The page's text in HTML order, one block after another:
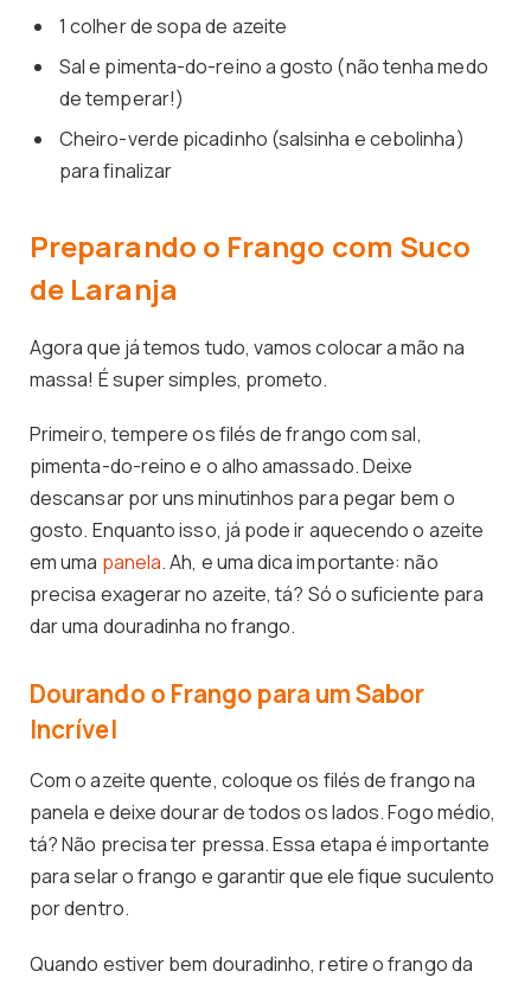
1 colher de sopa de azeite
Sal e pimenta-do-reino a gosto (não tenha medo
de temperar!)
Cheiro-verde picadinho (salsinha e cebolinha)
para finalizar
Preparando o Frango com Suco
de Laranja
Agora que já temos tudo, vamos colocar a mão na
massa! É super simples, prometo.
Primeiro, tempere os filés de frango com sal,
pimenta-do-reino e o alho amassado. Deixe
descansar por uns minutinhos para pegar bem o
gosto. Enquanto isso, já pode ir aquecendo o azeite
em uma panela. Ah, e uma dica importante: não
precisa exagerar no azeite, tá? Só o suficiente para
dar uma douradinha no frango.
Dourando o Frango para um Sabor
Incrível
Com o azeite quente, coloque os filés de frango na
panela e deixe dourar de todos os lados. Fogo médio,
tá? Não precisa ter pressa. Essa etapa é importante
para selar o frango e garantir que ele fique suculento
por dentro.
Quando estiver bem douradinho, retire o frango da